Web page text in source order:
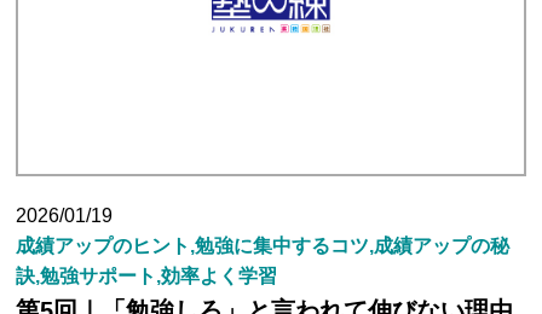
2026/01/19
成績アップのヒント,勉強に集中するコツ,成績アップの秘
訣,勉強サポート,効率よく学習